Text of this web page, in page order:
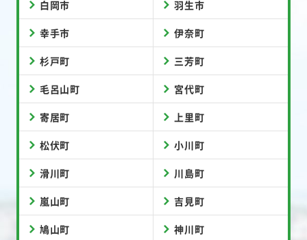
白岡市 羽生市
幸手市 伊奈町
杉戸町 三芳町
毛呂山町 宮代町
寄居町 上里町
松伏町 小川町
滑川町 川島町
嵐山町 吉見町
鳩山町 神川町